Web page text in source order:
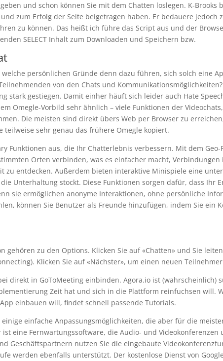
und schon können Sie mit dem Chatten loslegen. K-Brooks
zum Erfolg der Seite beigetragen haben. Er bedauere jedoch
zu können. Das heißt ich führe das Script aus und der
SELECT Inhalt zum Downloaden und Speichern bzw.
persönlichen Gründe denn dazu führen, sich solch eine
von den Chats und
stark gestiegen. Damit einher häuft sich leider auch Hate
Omegle-Vorbild sehr ähnlich – viele Funktionen der
Die meisten sind direkt übers Web per Browser zu
sehr genau das frühere Omegle kopiert.
Funktionen aus, die Ihr Chatterlebnis verbessern. Mit dem Geo-
Orten verbinden, was es einfacher macht, Verbindungen
zu entdecken. Außerdem bieten interaktive Minispiele eine
Unterhaltung stockt. Diese Funktionen sorgen dafür, dass Ihr
sie ermöglichen anonyme Interaktionen, ohne persönliche
können Sie Benutzer als Freunde hinzufügen, indem Sie ein
gehören zu den Options. Klicken Sie auf «Chatten» und Sie
Klicken Sie auf «Nächster», um einen neuen
direkt in GoToMeeting einbinden. Agora.io ist (wahrscheinlich)
Zeit hat und sich in die Plattform reinfuchsen will.
einbauen will, findet schnell passende Tutorials.
einfache Anpassungsmöglichkeiten, die aber für die
eine Fernwartungssoftware, die Audio- und Videokonferenzen
Geschäftspartnern nutzen Sie die eingebaute
werden ebenfalls unterstützt. Der kostenlose Dienst von Google